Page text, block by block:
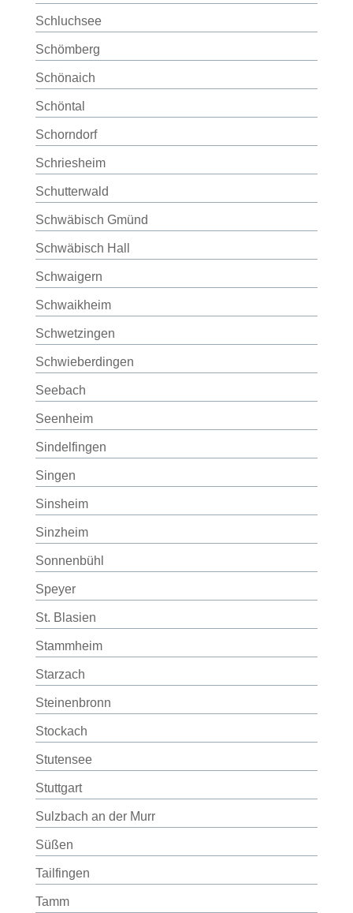
Schluchsee
Schömberg
Schönaich
Schöntal
Schorndorf
Schriesheim
Schutterwald
Schwäbisch Gmünd
Schwäbisch Hall
Schwaigern
Schwaikheim
Schwetzingen
Schwieberdingen
Seebach
Seenheim
Sindelfingen
Singen
Sinsheim
Sinzheim
Sonnenbühl
Speyer
St. Blasien
Stammheim
Starzach
Steinenbronn
Stockach
Stutensee
Stuttgart
Sulzbach an der Murr
Süßen
Tailfingen
Tamm